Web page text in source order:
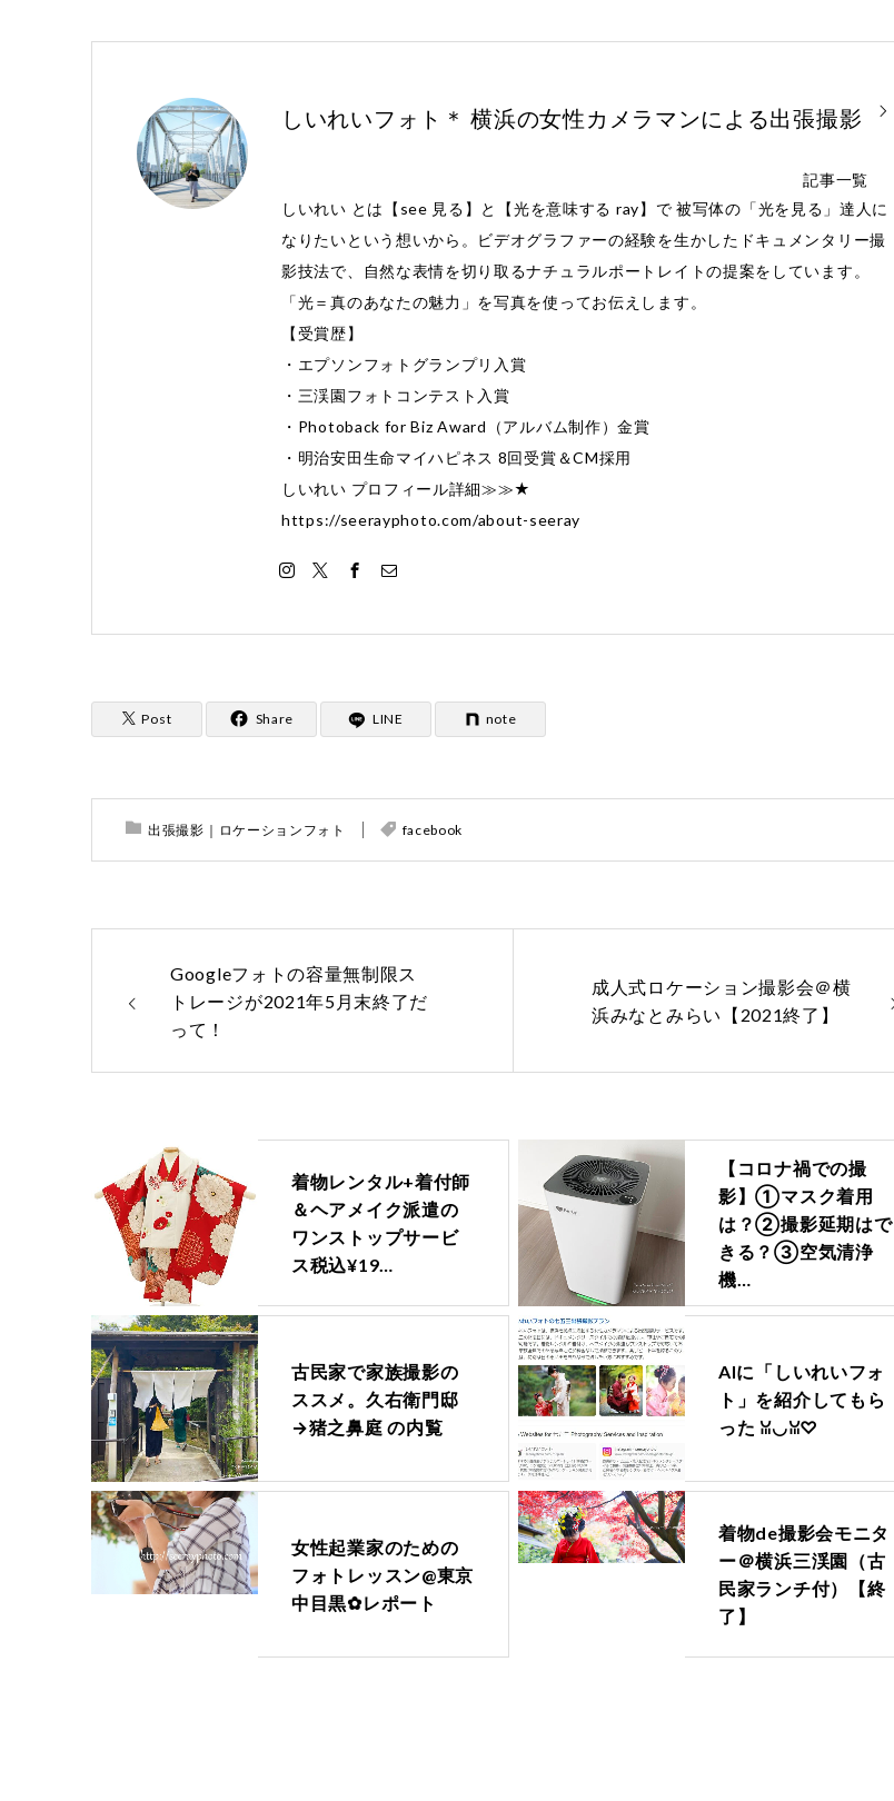
しいれいフォト＊ 横浜の女性カメラマンによる出張撮影
記事一覧
しいれい とは【see 見る】と【光を意味する ray】で 被写体の「光を見る」達人に
なりたいという想いから。ビデオグラファーの経験を生かしたドキュメンタリー撮
影技法で、自然な表情を切り取るナチュラルポートレイトの提案をしています。
「光＝真のあなたの魅力」を写真を使ってお伝えします。
【受賞歴】
・エプソンフォトグランプリ入賞
・三渓園フォトコンテスト入賞
・Photoback for Biz Award（アルバム制作）金賞
・明治安田生命マイハピネス 8回受賞＆CM採用
しいれい プロフィール詳細≫≫★
https://seerayphoto.com/about-seeray
Post Share LINE note
出張撮影｜ロケーションフォト facebook
Googleフォトの容量無制限ス
トレージが2021年5月末終了だ
って！
成人式ロケーション撮影会＠横
浜みなとみらい【2021終了】
着物レンタル+着付師
＆ヘアメイク派遣の
ワンストップサービ
ス税込¥19…
【コロナ禍での撮
影】①マスク着用
は？②撮影延期はで
きる？③空気清浄
機…
古民家で家族撮影の
ススメ。久右衛門邸
→猪之鼻庭 の内覧
AIに「しいれいフォ
ト」を紹介してもら
った ꈍ◡ꈍ♡
女性起業家のための
フォトレッスン@東京
中目黒✿レポート
着物de撮影会モニタ
ー＠横浜三渓園（古
民家ランチ付）【終
了】